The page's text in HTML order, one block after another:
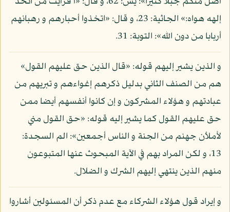
إلهه هواه:» الجاثية: 23، و قال: «اتخذوا أحبارهم و رهبانهم
أربابا من دون الله»: التوبة: 31.
و الذين يشير إليهم قوله: «قال الذين حق عليهم القول»
هم من الصنف الثاني بدليل ذكرهم إغواءهم و تبريهم من
عبادتهم و هؤلاء المشركون و إن كانوا أنفسهم أيضا ممن
حق عليهم القول كما يشير إليه قوله: «حق القول مني
لأملأن جهنم من الجنة و الناس أجمعين»: الم السجدة:
13، و لكن المراد بهم في الآية المبحوث عنها المتبوعون
منهم الذين ينتهي إليهم الشرك و الضلال.
و إيراد قول هؤلاء الشركاء مع عدم ذكر أن المسئولين أشاروا